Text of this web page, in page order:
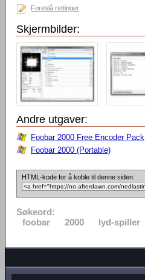
Foreslå rettinger
Skjermbilder:
Andre utgaver:
Foobar 2000 Free Encoder Pack
Foobar 2000 (Portable)
HTML-kode for å koble til denne siden:
Søkeord:
foobar
2000 lyd-spiller